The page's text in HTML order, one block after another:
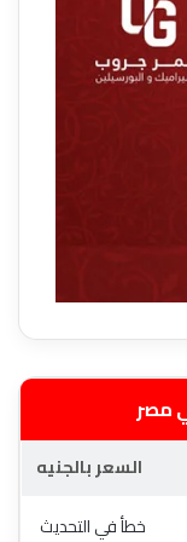
مصر
السعر بالجنيه
خطأ في التحديث